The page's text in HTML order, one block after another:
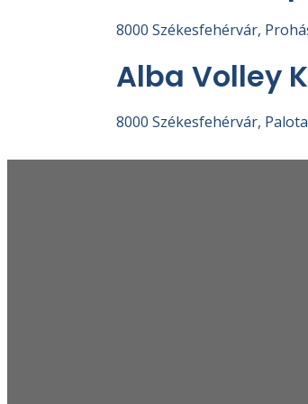
8000 Székesfehérvár,
Alba Volley
8000 Székesfehérvár,